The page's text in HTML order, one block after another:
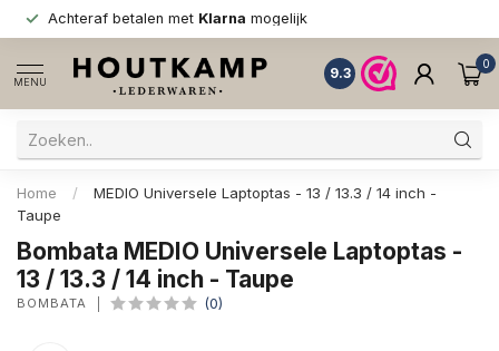
Achteraf betalen met Klarna mogelijk
MENU
9.3
0
Home /
MEDIO Universele Laptoptas - 13 / 13.3 / 14 inch -
Taupe
Bombata MEDIO Universele Laptoptas -
13 / 13.3 / 14 inch - Taupe
BOMBATA (0)